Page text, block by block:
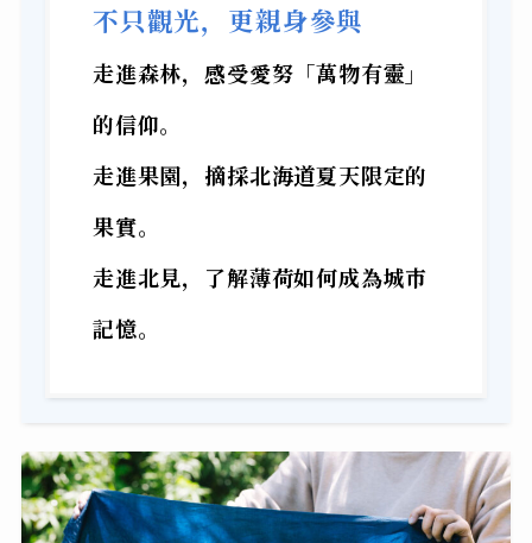
不只觀光，更親身參與
走進森林，感受愛努「萬物有靈」
的信仰。
走進果園，摘採北海道夏天限定的
果實。
走進北見，了解薄荷如何成為城市
記憶。